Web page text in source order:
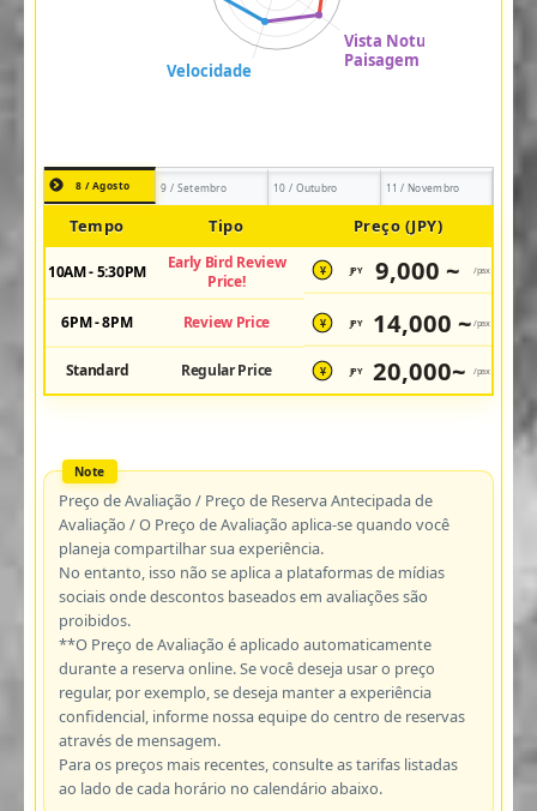
8 / Agosto 9 / Setembro 10 / Outubro 11 / Novembro
Tempo Tipo Preço (JPY)
10AM - 5:30PM
Early Bird Review
Price!
¥ JPY 9,000 ~ /pax
6PM - 8PM Review Price ¥ JPY 14,000 ~ /pax
Standard Regular Price ¥ JPY 20,000~ /pax
Preço de Avaliação / Preço de Reserva Antecipada de
Avaliação / O Preço de Avaliação aplica-se quando você
planeja compartilhar sua experiência.
No entanto, isso não se aplica a plataformas de mídias
sociais onde descontos baseados em avaliações são
proibidos.
**O Preço de Avaliação é aplicado automaticamente
durante a reserva online. Se você deseja usar o preço
regular, por exemplo, se deseja manter a experiência
confidencial, informe nossa equipe do centro de reservas
através de mensagem.
Para os preços mais recentes, consulte as tarifas listadas
ao lado de cada horário no calendário abaixo.